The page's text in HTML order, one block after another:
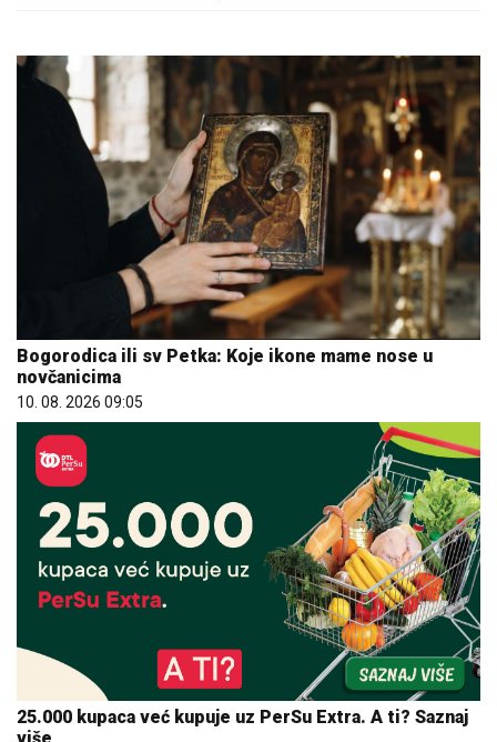
Bogorodica ili sv Petka: Koje ikone mame nose u
novčanicima
10. 08. 2026 09:05
25.000 kupaca već kupuje uz PerSu Extra. A ti? Saznaj
više